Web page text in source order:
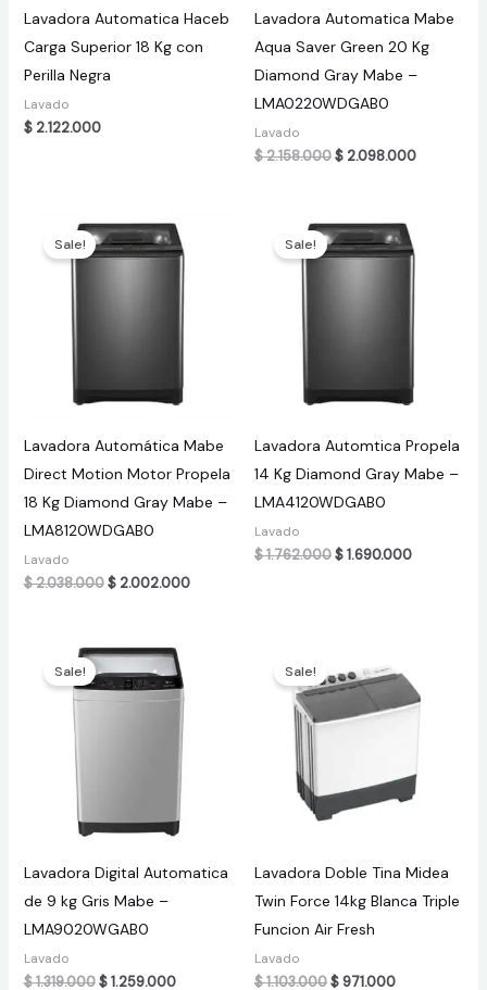
Lavadora Automatica Haceb
Carga Superior 18 Kg con
Perilla Negra
Lavado
$2.122.000
Lavadora Automatica Mabe
Aqua Saver Green 20 Kg
Diamond Gray Mabe –
LMA0220WDGAB0
Lavado
$2.158.000Original
$ 2.098.000Current
Sale!
Lavadora Automática Mabe
Direct Motion Motor Propela
18 Kg Diamond Gray Mabe –
LMA8120WDGAB0
Lavado
$2.038.000 Original
$2.002.000Current
Sale!
Lavadora Automtica Propela
14 Kg Diamond Gray Mabe –
LMA4120WDGAB0
Lavado
$1.762.000Original
$1.690.000Current
Sale!
Lavadora Digital Automatica
de 9 kg Gris Mabe –
LMA9020WGAB0
Lavado
$1.319.000 Original
$1.259.000Current
Sale!
Lavadora Doble Tina Midea
Twin Force 14kg Blanca Triple
Funcion Air Fresh
Lavado
$1.103.000Original
$971.000Current